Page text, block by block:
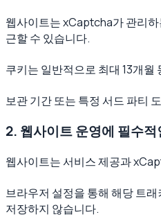
웹사이트는 xCaptcha가 관리하
근할 수 있습니다.
쿠키는 일반적으로 최대 13개
보관 기간 또는 특정 서드 파티
2. 웹사이트 운영에 필수
웹사이트는 서비스 제공과
브라우저 설정을 통해 해당 트
저장하지 않습니다.